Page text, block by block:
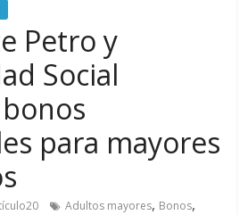
Petro y
Social
para mayores
Adultos mayores, Bonos,